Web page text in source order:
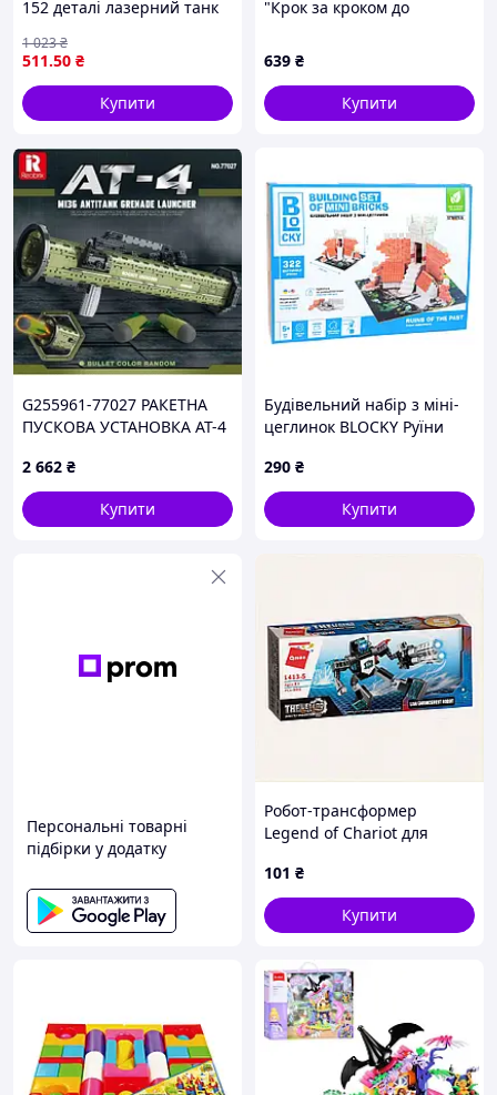
152 деталі лазерний танк
розвиває уяву та моторику
511.50 ₴
1 023₴
Купити
"Крок за кроком до
картки
639 ₴
Купити
G255961-77027 РАКЕТНА
ПУСКОВА УСТАНОВКА АТ-4
ДЕТАЛЕЙ)
2 662 ₴
Купити
Будівельний набір з міні-
цеглинок BLOCKY Руїни
цеглинки
290 ₴
Купити
Персональні товарні
підбірки у додатку
Робот-трансформер
Legend of Chariot для
76XX24C492
101 ₴
Купити